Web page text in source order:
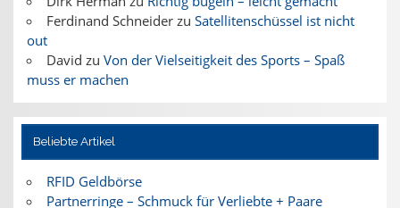
Ferdinand Schneiderzu Satellitenschüssel ist nicht
out
David zu Von der Vielseitigkeit des Sports – Spaß
muss er machen
Beliebte Artikel
RFID Geldbörse
Partnerringe – Schmuck für Verliebte + Paare